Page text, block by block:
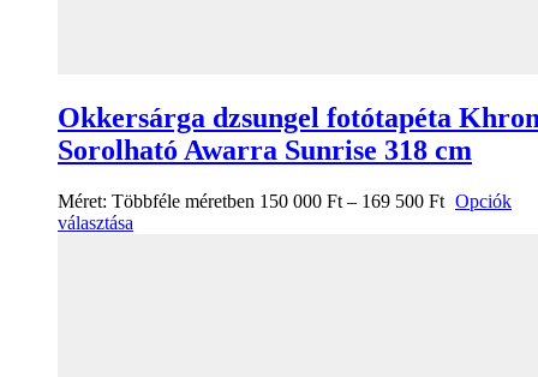
Okkersárga dzsungel fotótapéta
Sorolható Awarra Sunrise 318 cm
Méret: Többféle méretben 150 000 Ft – 169 500 Ft Opciók
választása